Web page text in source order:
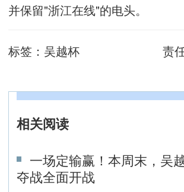
并保留"浙江在线"的电头。
标签： 吴越杯 责
相关阅读
一场定输赢！本周末，吴
夺战全面开战